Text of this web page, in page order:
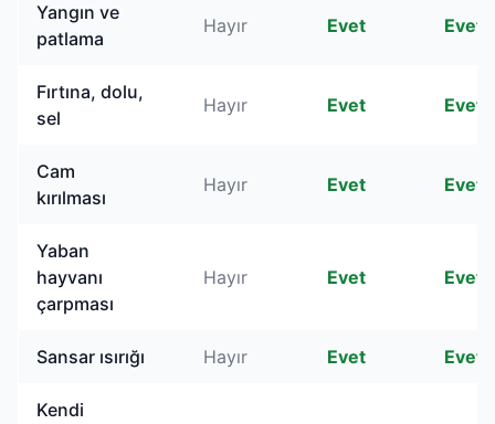
Yangın ve
patlama
Hayır Evet Evet
Fırtına, dolu,
sel
Hayır Evet Evet
Cam
kırılması
Hayır Evet Evet
Yaban
hayvanı
çarpması
Hayır Evet Evet
Sansar ısırığı Hayır Evet Evet
Kendi